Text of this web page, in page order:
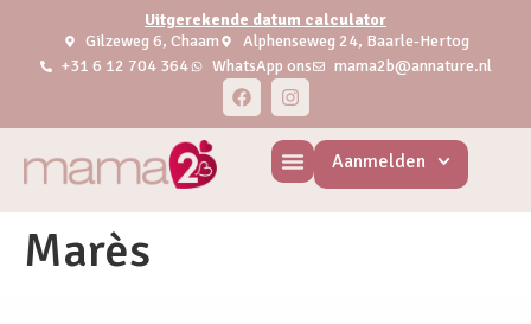
Uitgerekende datum calculator
Gilzeweg 6, Chaam
Alphenseweg 24, Baarle-Hertog
+31 6 12 704 364
WhatsApp ons mama2b@annature.nl
Aanmelden
Marès